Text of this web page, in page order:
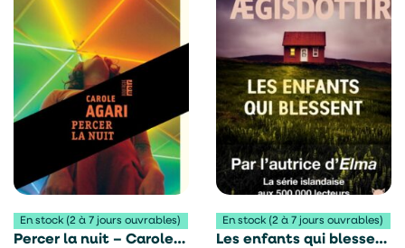
En stock (2 à 7 jours ouvrables)
Percer la nuit – Carole
En stock (2 à 7 jours ouvrables)
Les enfants qui blessent